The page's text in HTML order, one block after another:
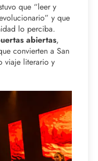
que “leer y
y que
lo perciba.
abiertas,
convierten a San
viaje literario y